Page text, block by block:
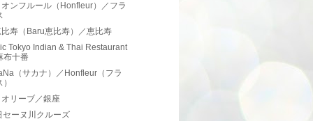
ンフルール（Honfleur）／フラ
寿（Baru恵比寿）／恵比寿
Tokyo Indian & Thai Restaurant
布十番
（サカナ）／Honfleur（フラ
リーブ／銀座
セーヌ川クルーズ